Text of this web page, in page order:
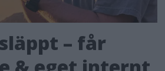
– får